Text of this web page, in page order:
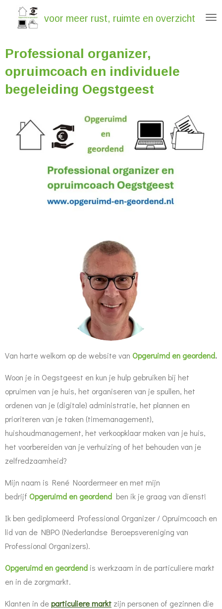
direct
de
hoofdinhoud
voor meer rust, ruimte en overzicht
Professional organizer,
opruimcoach en individuele
begeleiding Oegstgeest
Van harte welkom op de website van Opgeruimd en geordend.
Woon je in Oegstgeest en kun je hulp gebruiken bij het
opruimen van je huis, het organiseren van je spullen, het
ordenen van je (digitale) administratie, het plannen en
prioriteren van je taken (timemanagement),
huishoudmanagement, het verkoopklaar maken van je huis,
het voorbereiden van je verhuizing of het behouden van je
zelfredzaamheid?
Mijn naam is René Noordermeer en met mijn
bedrijf Opgeruimd en geordend ben ik je graag van dienst!
Ik ben gediplomeerd Professional Organizer / Opruimcoach en
lid van de NBPO (Nederlandse Beroepsvereniging van
Professional Organizers).
Opgeruimd en geordend is werkzaam in de particuliere markt
en in de zorgmarkt.
Klanten in departiculiere markt zijn personen of gezinnen die